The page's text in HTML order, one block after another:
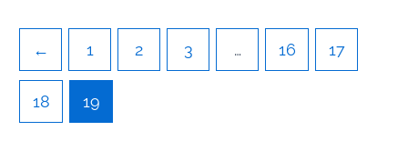
← 1 2 3 … 16 17
18 19